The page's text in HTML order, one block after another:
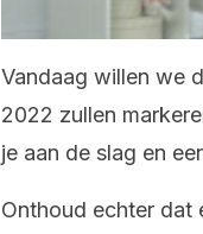
Vandaag willen we
2022 zullen
je aan de slag en
Onthoud echter dat